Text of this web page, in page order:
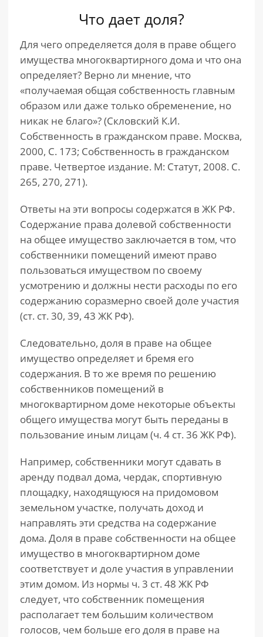
Что дает доля?
Для чего определяется доля в праве общего
имущества многоквартирного дома и что она
определяет? Верно ли мнение, что
«получаемая общая собственность главным
образом или даже только обременение, но
никак не благо»? (Скловский К.И.
Собственность в гражданском праве. Москва,
2000, С. 173; Собственность в гражданском
праве. Четвертое издание. М: Статут, 2008. С.
265, 270, 271).
Ответы на эти вопросы содержатся в ЖК РФ.
Содержание права долевой собственности
на общее имущество заключается в том, что
собственники помещений имеют право
пользоваться имуществом по своему
усмотрению и должны нести расходы по его
содержанию соразмерно своей доле участия
(ст. ст. 30, 39, 43 ЖК РФ).
Следовательно, доля в праве на общее
имущество определяет и бремя его
содержания. В то же время по решению
собственников помещений в
многоквартирном доме некоторые объекты
общего имущества могут быть переданы в
пользование иным лицам (ч. 4 ст. 36 ЖК РФ).
Например, собственники могут сдавать в
аренду подвал дома, чердак, спортивную
площадку, находящуюся на придомовом
земельном участке, получать доход и
направлять эти средства на содержание
дома. Доля в праве собственности на общее
имущество в многоквартирном доме
соответствует и доле участия в управлении
этим домом. Из нормы ч. 3 ст. 48 ЖК РФ
следует, что собственник помещения
располагает тем большим количеством
голосов, чем больше его доля в праве на